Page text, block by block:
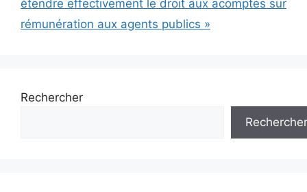
étendre effectivement le droit aux acomptes sur
rémunération aux agents publics »
Rechercher
Rechercher